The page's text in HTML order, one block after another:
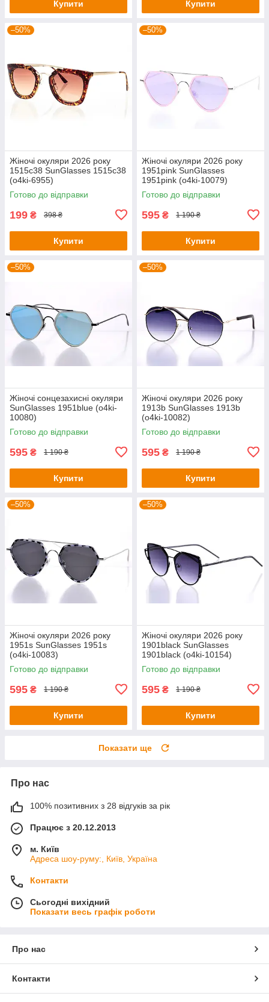
Купити Купити
–50%
Жіночі окуляри 2026 року
1515c38 SunGlasses 1515c38
(o4ki-6955)
Готово до відправки
199 ₴ 398 ₴
Купити
–50%
Жіночі окуляри 2026 року
1951pink SunGlasses
1951pink (o4ki-10079)
Готово до відправки
595 ₴ 1 190 ₴
Купити
–50%
Жіночі сонцезахисні окуляри
SunGlasses 1951blue (o4ki-
10080)
Готово до відправки
595 ₴ 1 190 ₴
Купити
–50%
Жіночі окуляри 2026 року
1913b SunGlasses 1913b
(o4ki-10082)
Готово до відправки
595 ₴ 1 190 ₴
Купити
–50%
Жіночі окуляри 2026 року
1951s SunGlasses 1951s
(o4ki-10083)
Готово до відправки
595 ₴ 1 190 ₴
Купити
–50%
Жіночі окуляри 2026 року
1901black SunGlasses
1901black (o4ki-10154)
Готово до відправки
595 ₴ 1 190 ₴
Купити
Показати ще
Про нас
100% позитивних з 28 відгуків за рік
Працює з 20.12.2013
м. Київ
Адреса шоу-руму:, Київ, Україна
Контакти
Сьогодні вихідний
Показати весь графік роботи
Про нас
Контакти